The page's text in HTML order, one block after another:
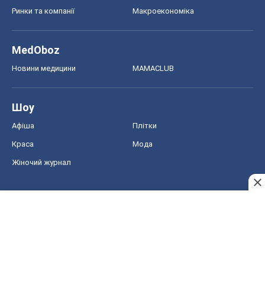
Ринки та компанії Макроекономіка
MedOboz
Новини медицини MAMACLUB
Шоу
Афіша Плітки
Краса Мода
Жіночий журнал